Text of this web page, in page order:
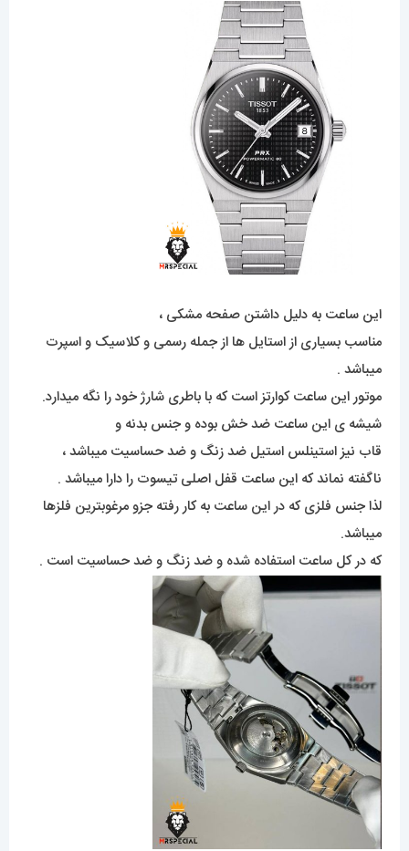
این ساعت به دلیل داشتن صفحه مشکی ،
مناسب بسیاری از استایل ها از جمله رسمی و کلاسیک و اسپرت
میباشد .
موتور این ساعت کوارتز است که با باطری شارژ خود را نگه میدارد.
شیشه ی این ساعت ضد خش بوده و جنس بدنه و
قاب نیز استینلس استیل ضد زنگ و ضد حساسیت میباشد ،
ناگفته نماند که این ساعت قفل اصلی تیسوت را دارا میباشد .
لذا جنس فلزی که در این ساعت به کار رفته جزو مرغوبترین فلزها
میباشد.
که در کل ساعت استفاده شده و ضد زنگ و ضد حساسیت است .